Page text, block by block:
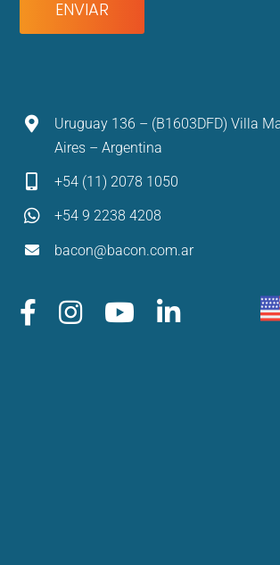
Uruguay 136 – (B1603DFD) Villa
Aires – Argentina
+54 (11) 2078 1050
+54 9 2238 4208
bacon@bacon.com.ar